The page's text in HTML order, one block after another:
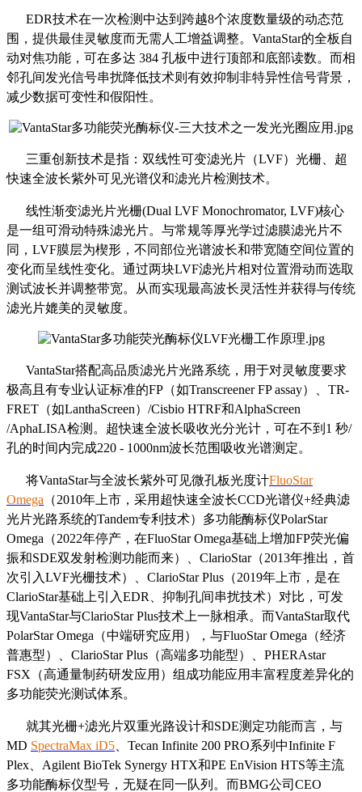
EDR技术在一次检测中达到跨越8个浓度数量级的动态范
围，提供最佳灵敏度而无需人工增益调整。VantaStar的全板自
动对焦功能，可在多达 384 孔板中进行顶部和底部读数。而相
邻孔间发光信号串扰降低技术则有效抑制非特异性信号背景，
减少数据可变性和假阳性。
三重创新技术是指：双线性可变滤光片（LVF）光栅、超
快速全波长紫外可见光谱仪和滤光片检测技术。
线性渐变滤光片光栅(Dual LVF Monochromator, LVF)核心
是一组可滑动特殊滤光片。与常规等厚光学过滤膜滤光片不
同，LVF膜层为楔形，不同部位光谱波长和带宽随空间位置的
变化而呈线性变化。通过两块LVF滤光片相对位置滑动而选取
测试波长并调整带宽。从而实现最高波长灵活性并获得与传统
滤光片媲美的灵敏度。
VantaStar搭配高品质滤光片光路系统，用于对灵敏度要求
极高且有专业认证标准的FP（如Transcreener FP assay）、TR-
FRET（如LanthaScreen）/Cisbio HTRF和AlphaScreen
/AphaLISA检测。超快速全波长吸收光分光计，可在不到1 秒/
孔的时间内完成220 - 1000nm波长范围吸收光谱测定。
将VantaStar与全波长紫外可见微孔板光度计FluoStar
Omega （2010年上市，采用超快速全波长CCD光谱仪+经典滤
光片光路系统的Tandem专利技术）多功能酶标仪PolarStar
Omega（2022年停产，在FluoStar Omega基础上增加FP荧光偏
振和SDE双发射检测功能而来）、ClarioStar（2013年推出，首
次引入LVF光栅技术）、ClarioStar Plus（2019年上市，是在
ClarioStar基础上引入EDR、抑制孔间串扰技术）对比，可发
现VantaStar与ClarioStar Plus技术上一脉相承。而VantaStar取代
PolarStar Omega（中端研究应用），与FluoStar Omega（经济
普惠型）、ClarioStar Plus（高端多功能型）、PHERAstar
FSX（高通量制药研发应用）组成功能应用丰富程度差异化的
多功能荧光测试体系。
就其光栅+滤光片双重光路设计和SDE测定功能而言，与
MD SpectraMax iD5 、Tecan Infinite 200 PRO系列中Infinite F
Plex、Agilent BioTek Synergy HTX和PE EnVision HTS等主流
多功能酶标仪型号，无疑在同一队列。而BMG公司CEO